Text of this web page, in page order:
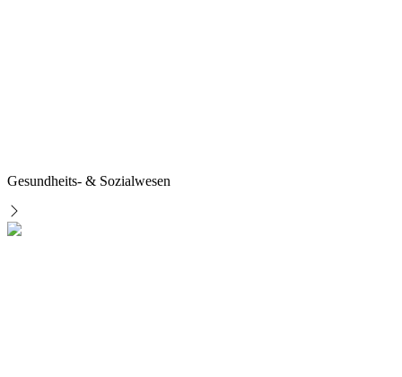
Gesundheits- & Sozialwesen